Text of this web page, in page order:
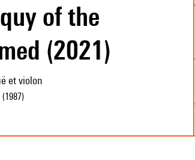
of the
(2021)
et violon
(1987)